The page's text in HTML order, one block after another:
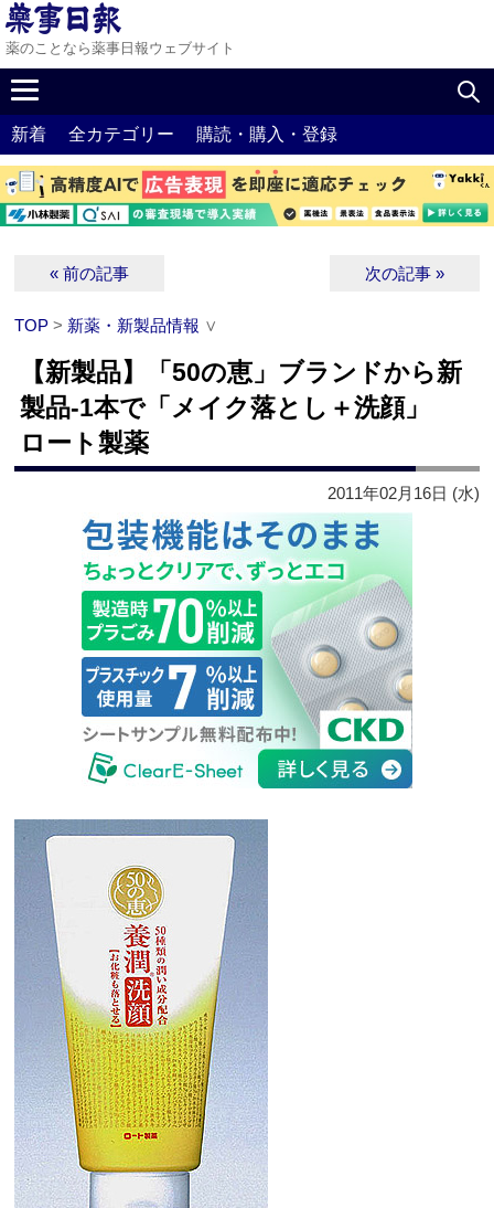
薬のことなら薬事日報ウェブサイト
新着 全カテゴリー 購読・購入・登録
« 前の記事 次の記事 »
TOP > 新薬・新製品情報 ∨
【新製品】「50の恵」ブランドから新
製品‐1本で「メイク落とし＋洗顔」
ロート製薬
2011年02月16日 (水)